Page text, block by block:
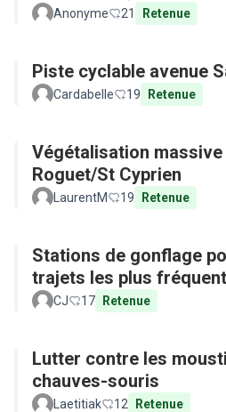
Parkour)
Anonyme 21 Retenue
Piste cyclable avenue
Cardabelle 19 Retenue
Végétalisation massive
Roguet/St Cyprien
LaurentM 19 Retenue
Stations de gonflage
trajets les plus
CJ 17 Retenue
Lutter contre les
chauves-souris
Laetitiak 12 Retenue